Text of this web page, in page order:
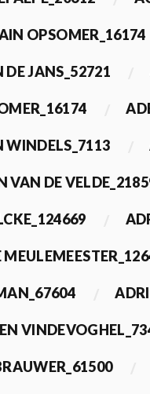
OPSOMER_16174
DE JANS_52721
WINDELS_7113
VAN DE